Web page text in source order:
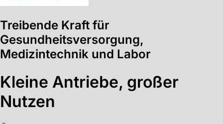
Treibende Kraft für
Gesundheitsversorgung,
Medizintechnik und Labor
Kleine Antriebe, großer
Nutzen